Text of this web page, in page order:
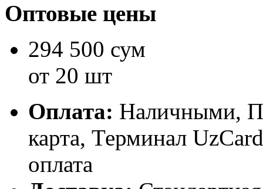
Оптовые цены
294 500 сум
от 20 шт
Оплата: Наличными,
карта, Терминал
оплата